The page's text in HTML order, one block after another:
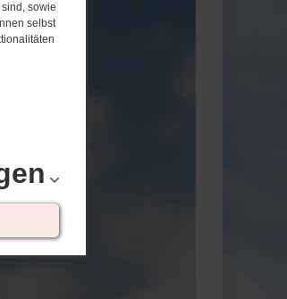
sowie
selbst